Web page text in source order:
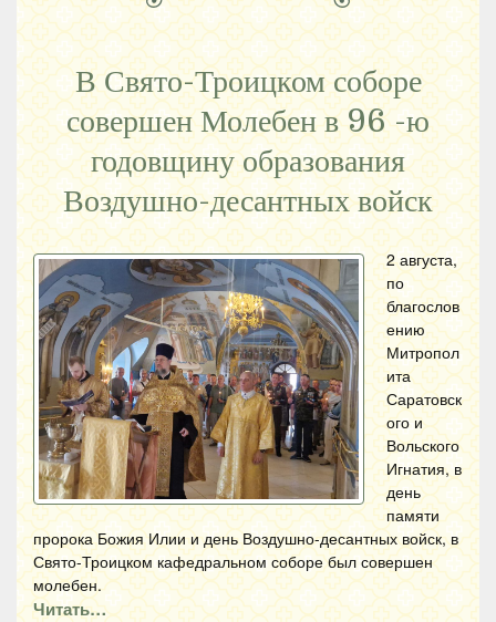
В Свято-Троицком соборе
совершен Молебен в 96 -ю
годовщину образования
Воздушно-десантных войск
2 августа,
по
благослов
ению
Митропол
ита
Саратовск
ого и
Вольского
Игнатия, в
день
памяти
пророка Божия Илии и день Воздушно-десантных войск, в
Свято-Троицком кафедральном соборе был совершен
молебен.
Читать…